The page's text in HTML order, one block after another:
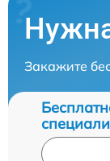
Закажите